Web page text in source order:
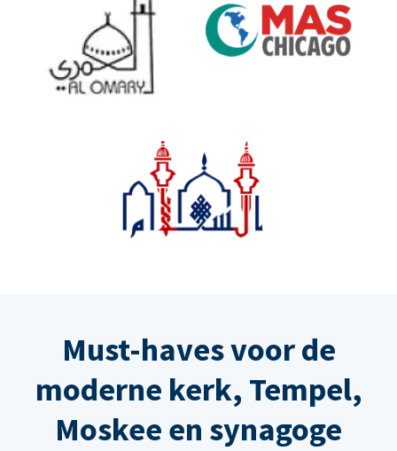
Must-haves voor de
moderne kerk, Tempel,
Moskee en synagoge